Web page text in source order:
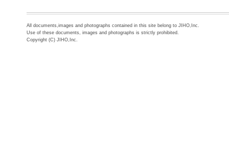
All documents,images and photographs contained in this site belong to JIHO,Inc.
Use of these documents, images and photographs is strictly prohibited.
Copyright (C) JIHO,Inc.